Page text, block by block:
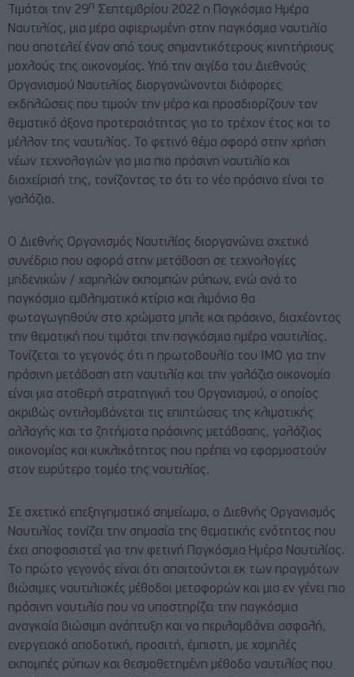
Τιμάται την 29η Σεπτεμβρίου 2022 η Παγκόσμια Ημέρα
Ναυτιλίας, μια μέρα αφιερωμένη στην παγκόσμια ναυτιλία
που αποτελεί έναν από τους σημαντικότερους κινητήριους
μοχλούς της οικονομίας. Υπό την αιγίδα του Διεθνούς
Οργανισμού Ναυτιλίας διοργανώνονται διάφορες
εκδηλώσεις που τιμούν την μέρα και προσδιορίζουν τον
θεματικό άξονα προτεραιότητας για το τρέχον έτος και το
μέλλον της ναυτιλίας. Το φετινό θέμα αφορά στην χρήση
νέων τεχνολογιών για μια πιο πράσινη ναυτιλία και
διαχείρισή της, τονίζοντας το ότι το νέο πράσινο είναι το
γαλάζιο.
Ο Διεθνής Οργανισμός Ναυτιλίας διοργανώνει σχετικό
συνέδριο που αφορά στην μετάβαση σε τεχνολογίες
μηδενικών / χαμηλών εκπομπών ρύπων, ενώ ανά το
παγκόσμιο εμβληματικά κτίρια και λιμάνια θα
φωταγωγηθούν στα χρώματα μπλε και πράσινο, διαχέοντας
την θεματική που τιμάται την παγκόσμια ημέρα ναυτιλίας.
Τονίζεται το γεγονός ότι η πρωτοβουλία του ΙΜΟ για την
πράσινη μετάβαση στη ναυτιλία και την γαλάζια οικονομία
είναι μια σταθερή στρατηγική του Οργανισμού, ο οποίος
ακριβώς αντιλαμβάνεται τις επιπτώσεις της κλιματικής
αλλαγής και τα ζητήματα πράσινης μετάβασης, γαλάζιας
οικονομίας και κυκλικότητας που πρέπει να εφαρμοστούν
στον ευρύτερο τομέα της ναυτιλίας.
Σε σχετικό επεξηγηματικό σημείωμα, ο Διεθνής Οργανισμός
Ναυτιλίας τονίζει την σημασία της θεματικής ενότητας που
έχει αποφασιστεί για την φετινή Παγκόσμια Ημέρα Ναυτιλίας.
Το πρώτο γεγονός είναι ότι απαιτούνται εκ των πραγμάτων
βιώσιμες ναυτιλιακές μέθοδοι μεταφορών και μια εν γένει πιο
πράσινη ναυτιλία που να υποστηρίζει την παγκόσμια
αναγκαία βιώσιμη ανάπτυξη και να περιλαμβάνει ασφαλή,
ενεργειακά αποδοτική, προσιτή, έμπιστη, με χαμηλές
εκπομπές ρύπων και θεσμοθετημένη μέθοδο ναυτιλίας που